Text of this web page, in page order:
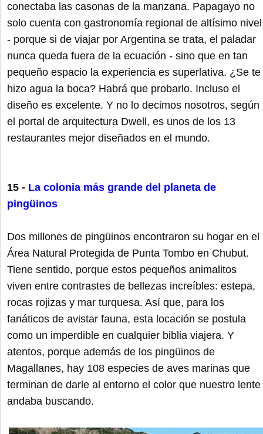
conectaba las casonas de la manzana. Papagayo no
solo cuenta con gastronomía regional de altísimo nivel
- porque si de viajar por Argentina se trata, el paladar
nunca queda fuera de la ecuación - sino que en tan
pequeño espacio la experiencia es superlativa. ¿Se te
hizo agua la boca? Habrá que probarlo. Incluso el
diseño es excelente. Y no lo decimos nosotros, según
el portal de arquitectura Dwell, es unos de los 13
restaurantes mejor diseñados en el mundo.
15 - La colonia más grande del planeta de
pingüinos
Dos millones de pingüinos encontraron su hogar en el
Área Natural Protegida de Punta Tombo en Chubut.
Tiene sentido, porque estos pequeños animalitos
viven entre contrastes de bellezas increíbles: estepa,
rocas rojizas y mar turquesa. Así que, para los
fanáticos de avistar fauna, esta locación se postula
como un imperdible en cualquier biblia viajera. Y
atentos, porque además de los pingüinos de
Magallanes, hay 108 especies de aves marinas que
terminan de darle al entorno el color que nuestro lente
andaba buscando.